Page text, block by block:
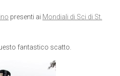
presenti ai Mondiali di Sci di St.
fantastico scatto.